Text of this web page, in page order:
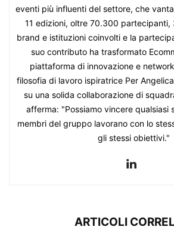
eventi più influenti del settore, che
11 edizioni, oltre 70.300 partecipanti,
brand e istituzioni coinvolti e la
suo contributo ha trasformato
piattaforma di innovazione e
filosofia di lavoro ispiratrice Per
su una solida collaborazione di
afferma: "Possiamo vincere qualsiasi
membri del gruppo lavorano con lo
gli stessi obiettivi."
ARTICOLI